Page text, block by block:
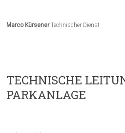
Marco KürsenerTechnischer Dienst
TECHNISCHE
PARKANLAGE